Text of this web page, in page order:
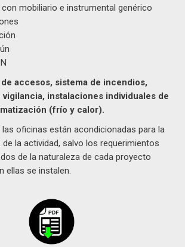
mobiliario e instrumental genérico
accesos, sistema de incendios,
vigilancia, instalaciones individuales de
(frío y calor).
oficinas están acondicionadas para la
la actividad, salvo los requerimientos
de la naturaleza de cada proyecto
ellas se instalen.